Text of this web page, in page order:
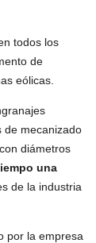
todos los
de
eólicas.
de mecanizado
diámetros
una
de la industria
por la empresa